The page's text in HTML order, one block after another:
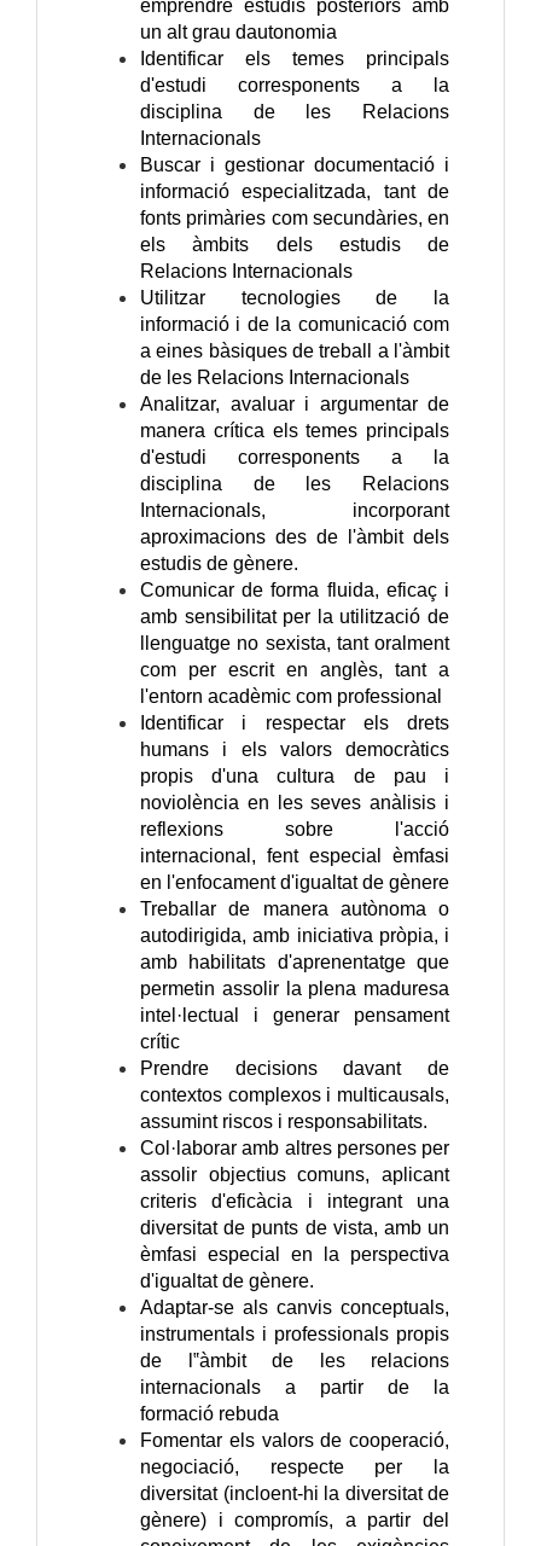
emprendre estudis posteriors amb
un alt grau dautonomia
Identificar els temes principals
d'estudi corresponents a la
disciplina de les Relacions
Internacionals
Buscar i gestionar documentació i
informació especialitzada, tant de
fonts primàries com secundàries, en
els àmbits dels estudis de
Relacions Internacionals
Utilitzar tecnologies de la
informació i de la comunicació com
a eines bàsiques de treball a l'àmbit
de les Relacions Internacionals
Analitzar, avaluar i argumentar de
manera crítica els temes principals
d'estudi corresponents a la
disciplina de les Relacions
Internacionals, incorporant
aproximacions des de l'àmbit dels
estudis de gènere.
Comunicar de forma fluida, eficaç i
amb sensibilitat per la utilització de
llenguatge no sexista, tant oralment
com per escrit en anglès, tant a
l'entorn acadèmic com professional
Identificar i respectar els drets
humans i els valors democràtics
propis d'una cultura de pau i
noviolència en les seves anàlisis i
reflexions sobre l'acció
internacional, fent especial èmfasi
en l'enfocament d'igualtat de gènere
Treballar de manera autònoma o
autodirigida, amb iniciativa pròpia, i
amb habilitats d'aprenentatge que
permetin assolir la plena maduresa
intel·lectual i generar pensament
crític
Prendre decisions davant de
contextos complexos i multicausals,
assumint riscos i responsabilitats.
Col·laborar amb altres persones per
assolir objectius comuns, aplicant
criteris d'eficàcia i integrant una
diversitat de punts de vista, amb un
èmfasi especial en la perspectiva
d'igualtat de gènere.
Adaptar-se als canvis conceptuals,
instrumentals i professionals propis
de l‟àmbit de les relacions
internacionals a partir de la
formació rebuda
Fomentar els valors de cooperació,
negociació, respecte per la
diversitat (incloent-hi la diversitat de
gènere) i compromís, a partir del